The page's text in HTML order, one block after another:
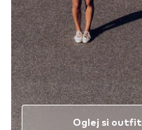
Oglej si outfit